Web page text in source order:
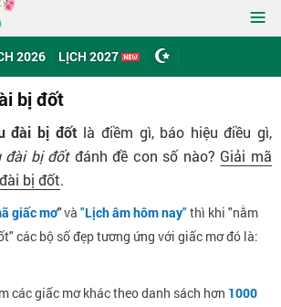
≡
2026 LỊCH 2027
bị đốt
đài bị đốt là điềm gì, báo hiệu điều gì,
đài bị đốtđánh đề con số nào? Giải mã
bị đốt.
giấc mơ"và "Lịch âm hôm nay" thì khi "nằm
các bộ số đẹp tương ứng với giấc mơ đó là:
các giấc mơ khác theo danh sách hơn 1000